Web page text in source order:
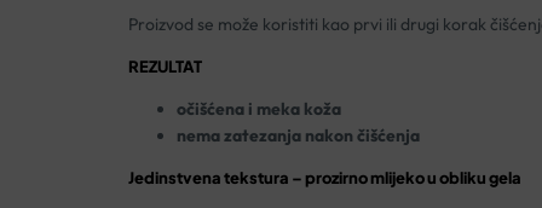
Proizvod se može koristiti kao prvi ili drugi korak
REZULTAT
očišćena i meka koža
nema zatezanja nakon čišćenja
Jedinstvena tekstura – prozirno mlijeko u obliku gela